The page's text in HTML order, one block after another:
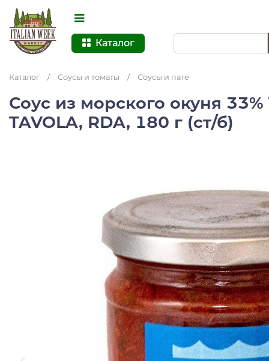
Каталог
Каталог / Соусы и томаты / Соусы и пате
Соус из морского окуня 33%
TAVOLA, RDA, 180 г (ст/б)